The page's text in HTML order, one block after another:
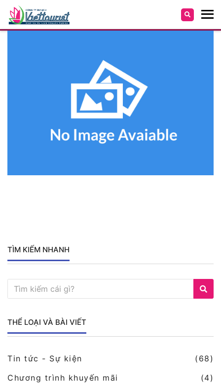
TÌM KIẾM NHANH
THỂ LOẠI VÀ BÀI VIẾT
Tin tức - Sự kiện
(68)
Chương trình khuyến mãi
(4)